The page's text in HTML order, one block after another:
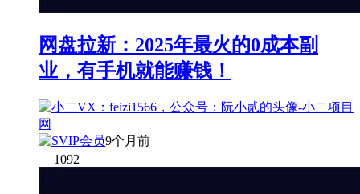
网盘拉新：2025年最火的0成本副
业，有手机就能赚钱！
9个月前
1092